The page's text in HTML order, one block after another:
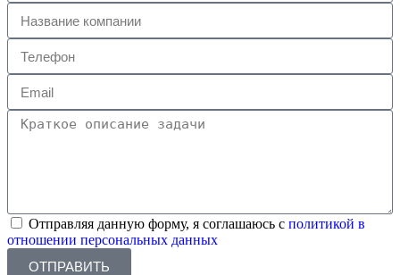
Отправляя данную форму, я соглашаюсь с политикой в
отношении персональных данных
ОТПРАВИТЬ